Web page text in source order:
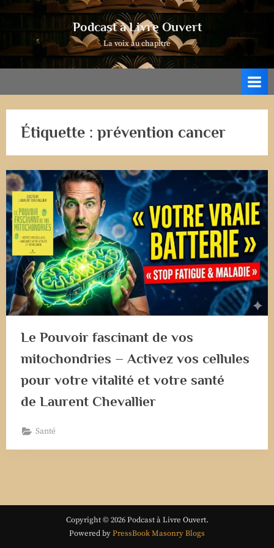
Podcast à Livre Ouvert
La voix au chapitre
Étiquette : prévention cancer
Le Pouvoir fascinant de vos
mitochondries – Activez vos cellules
pour votre vitalité et votre santé
de Laurent Chevallier
Santé
Copyright © 2026 Podcast à Livre Ouvert.
Powered byPressBook Masonry Blogs